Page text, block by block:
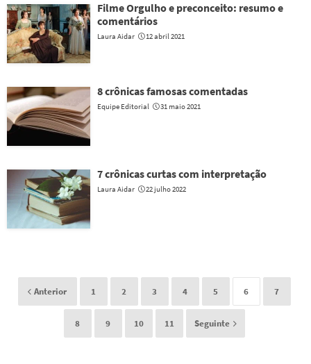
Filme Orgulho e preconceito: resumo e
comentários
Laura Aidar 12 abril 2021
8 crônicas famosas comentadas
Equipe Editorial 31 maio 2021
7 crônicas curtas com interpretação
Laura Aidar 22 julho 2022
Anterior 1 2 3 4 5 6 7
8 9 10 11 Seguinte